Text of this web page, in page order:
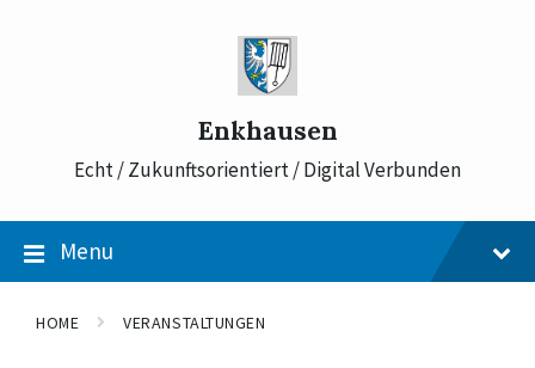
Enkhausen
Echt / Zukunftsorientiert / Digital Verbunden
Menu
HOME VERANSTALTUNGEN